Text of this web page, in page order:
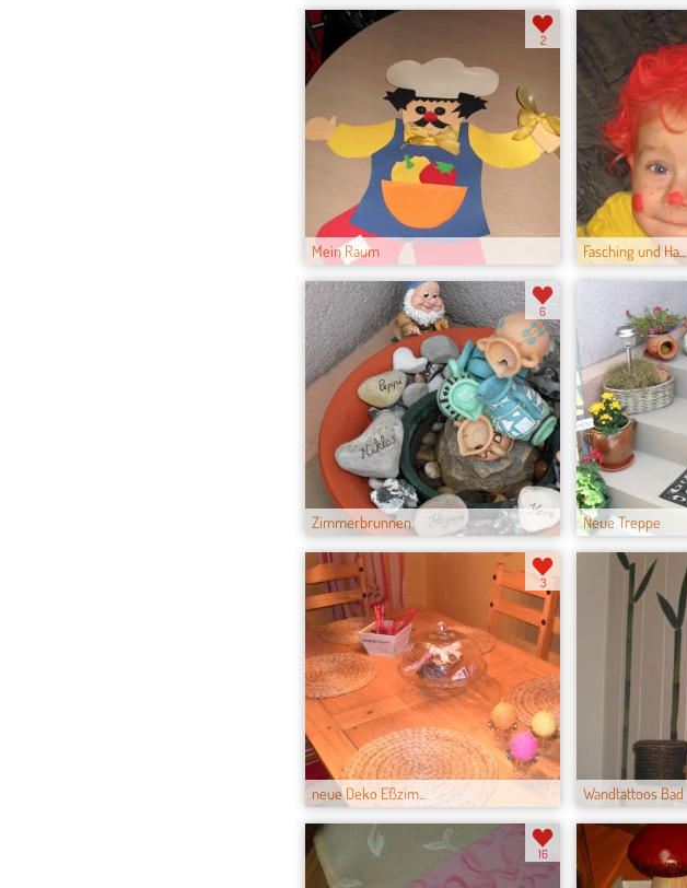
Mein Raum
2
Fasching und Ha...
Zimmerbrunnen
6
Neue Treppe
neue Deko Eßzim...
3
Wandtattoos Bad
16